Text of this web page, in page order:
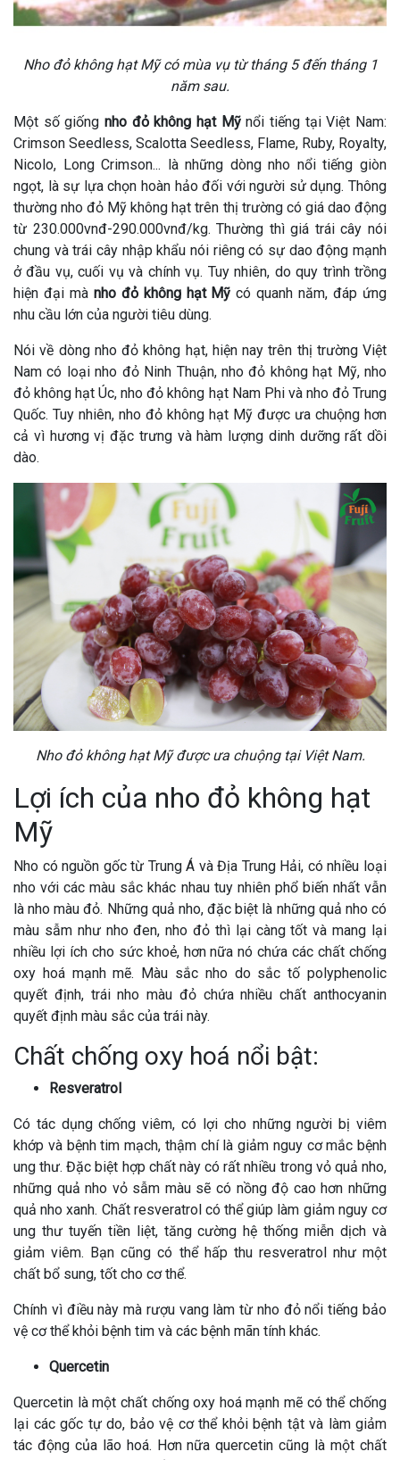
Nho đỏ không hạt Mỹ có mùa vụ từ tháng 5 đến tháng 1
năm sau.
Một số giống nho đỏ không hạt Mỹnổi tiếng tại Việt Nam:
Crimson Seedless, Scalotta Seedless, Flame, Ruby, Royalty,
Nicolo, Long Crimson... là những dòng nho nổi tiếng giòn
ngọt, là sự lựa chọn hoàn hảo đối với người sử dụng. Thông
thường nho đỏ Mỹ không hạt trên thị trường có giá dao động
từ 230.000vnđ-290.000vnđ/kg. Thường thì giá trái cây nói
chung và trái cây nhập khẩu nói riêng có sự dao động mạnh
ở đầu vụ, cuối vụ và chính vụ. Tuy nhiên, do quy trình trồng
hiện đại mànho đỏ không hạt Mỹ có quanh năm, đáp ứng
nhu cầu lớn của người tiêu dùng.
Nói về dòng nho đỏ không hạt, hiện nay trên thị trường Việt
Nam có loại nho đỏ Ninh Thuận, nho đỏ không hạt Mỹ, nho
đỏ không hạt Úc, nho đỏ không hạt Nam Phi và nho đỏ Trung
Quốc. Tuy nhiên, nho đỏ không hạt Mỹ được ưa chuộng hơn
cả vì hương vị đặc trưng và hàm lượng dinh dưỡng rất dồi
dào.
Nho đỏ không hạt Mỹ được ưa chuộng tại Việt Nam.
Lợi ích của nho đỏ không hạt
Mỹ
Nho có nguồn gốc từ Trung Á và Địa Trung Hải, có nhiều loại
nho với các màu sắc khác nhau tuy nhiên phổ biến nhất vẫn
là nho màu đỏ. Những quả nho, đặc biệt là những quả nho có
màu sẫm như nho đen, nho đỏ thì lại càng tốt và mang lại
nhiều lợi ích cho sức khoẻ, hơn nữa nó chứa các chất chống
oxy hoá mạnh mẽ. Màu sắc nho do sắc tố polyphenolic
quyết định, trái nho màu đỏ chứa nhiều chất anthocyanin
quyết định màu sắc của trái này.
Chất chống oxy hoá nổi bật:
Resveratrol
Có tác dụng chống viêm, có lợi cho những người bị viêm
khớp và bệnh tim mạch, thậm chí là giảm nguy cơ mắc bệnh
ung thư. Đặc biệt hợp chất này có rất nhiều trong vỏ quả nho,
những quả nho vỏ sẫm màu sẽ có nồng độ cao hơn những
quả nho xanh. Chất resveratrol có thể giúp làm giảm nguy cơ
ung thư tuyến tiền liệt, tăng cường hệ thống miễn dịch và
giảm viêm. Bạn cũng có thể hấp thu resveratrol như một
chất bổ sung, tốt cho cơ thể.
Chính vì điều này mà rượu vang làm từ nho đỏ nổi tiếng bảo
vệ cơ thể khỏi bệnh tim và các bệnh mãn tính khác.
Quercetin
Quercetin là một chất chống oxy hoá mạnh mẽ có thể chống
lại các gốc tự do, bảo vệ cơ thể khỏi bệnh tật và làm giảm
tác động của lão hoá. Hơn nữa quercetin cũng là một chất